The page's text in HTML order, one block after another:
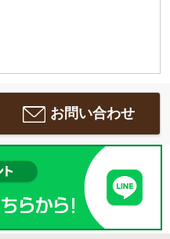
お問い合わせ